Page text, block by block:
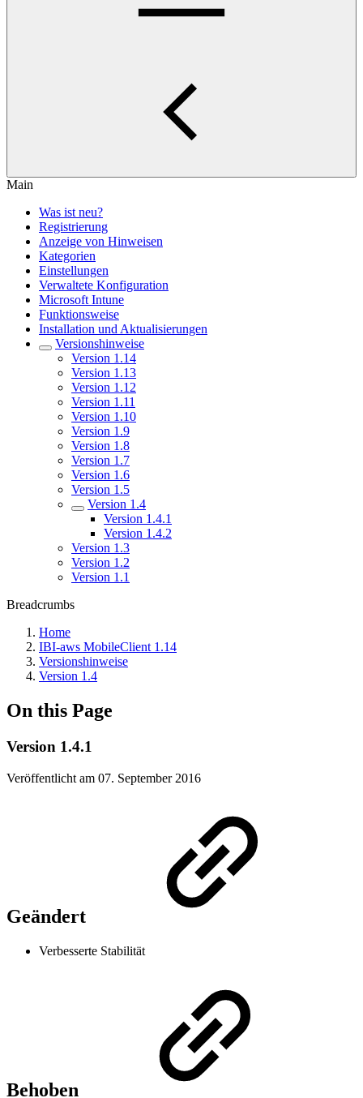
Main
Was ist neu?
Registrierung
Anzeige von Hinweisen
Kategorien
Einstellungen
Verwaltete Konfiguration
Microsoft Intune
Funktionsweise
Installation und Aktualisierungen
Versionshinweise
Version 1.14
Version 1.13
Version 1.12
Version 1.11
Version 1.10
Version 1.9
Version 1.8
Version 1.7
Version 1.6
Version 1.5
Version 1.4
Version 1.4.1
Version 1.4.2
Version 1.3
Version 1.2
Version 1.1
Breadcrumbs
Home
IBI-aws MobileClient 1.14
Versionshinweise
Version 1.4
On this Page
Version 1.4.1
Veröffentlicht am 07. September 2016
Geändert
Verbesserte Stabilität
Behoben